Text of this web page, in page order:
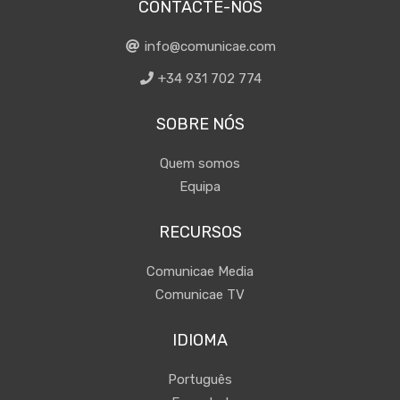
CONTACTE-NOS
info@comunicae.com
+34 931 702 774
SOBRE NÓS
Quem somos
Equipa
RECURSOS
Comunicae Media
Comunicae TV
IDIOMA
Português